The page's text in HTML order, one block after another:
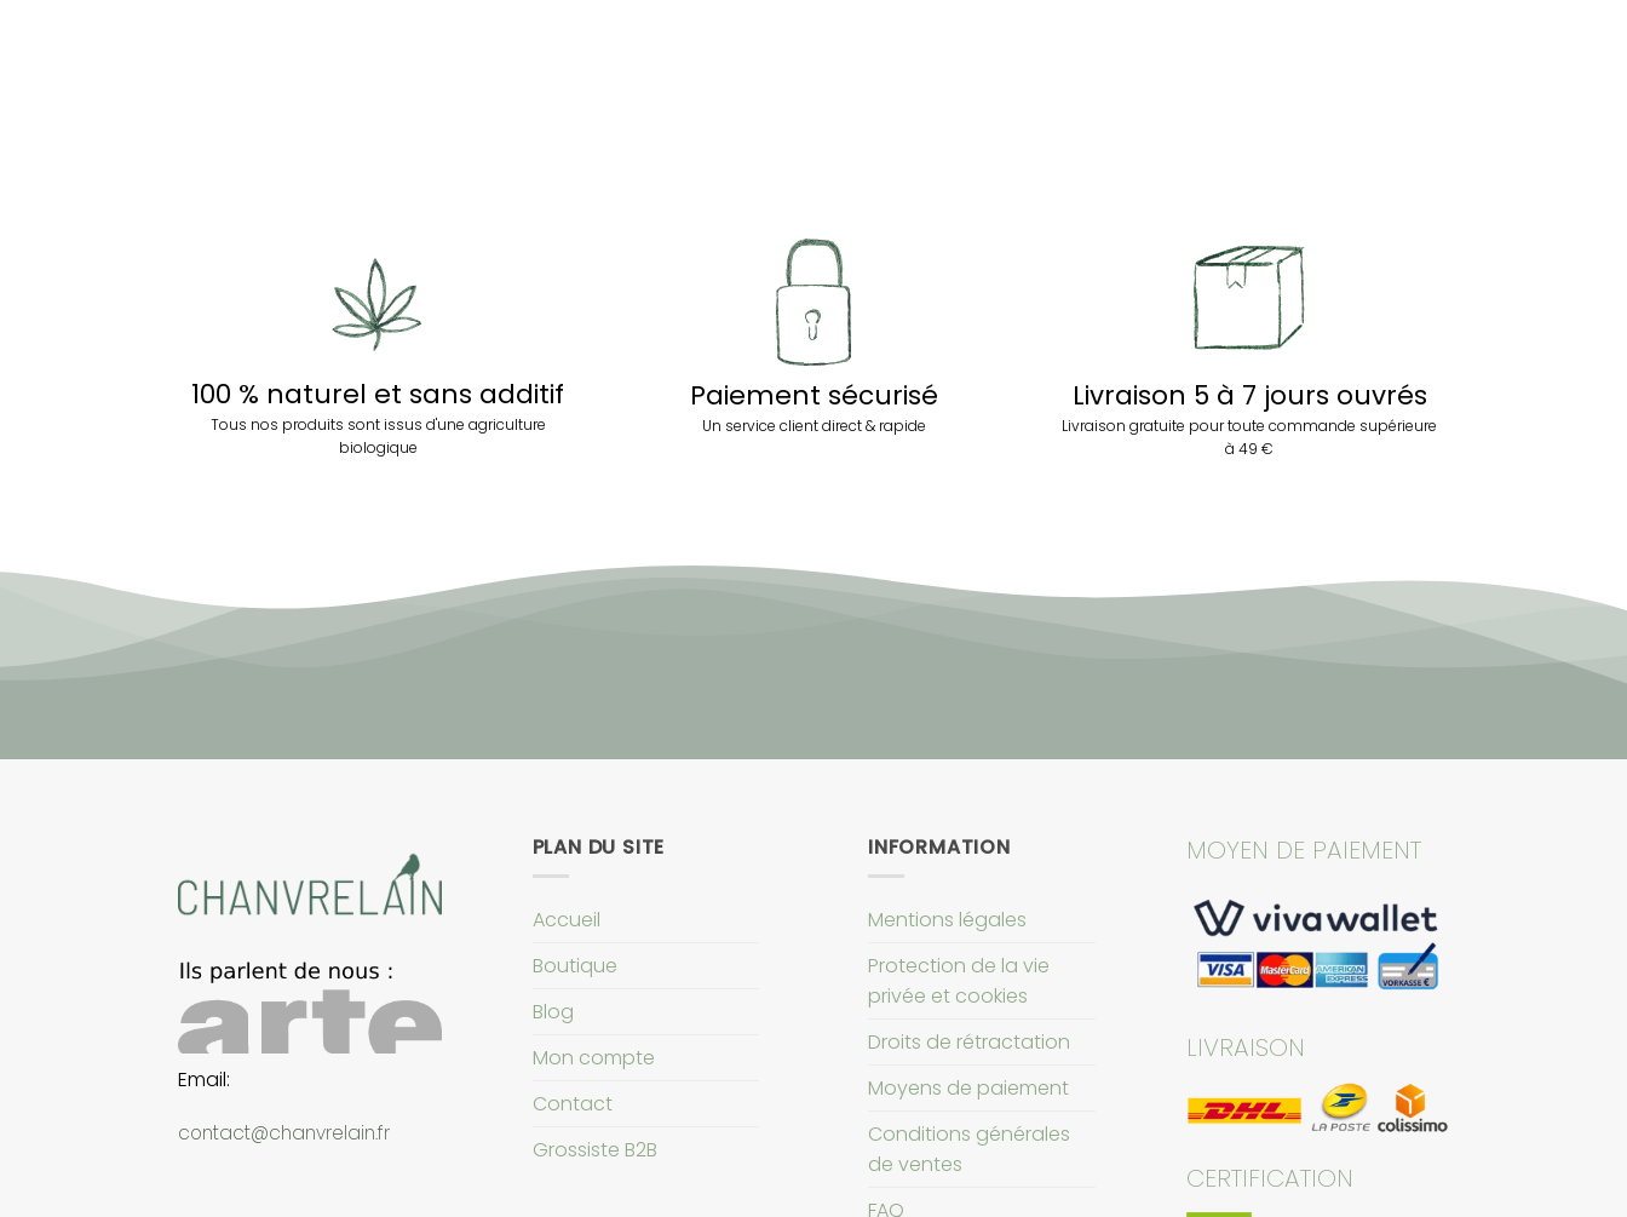
100 % naturel et sans additif
Tous nos produits sont issus d'une agriculture
biologique
Paiement sécurisé
Un service client direct & rapide
Livraison 5 à 7 jours ouvrés
Livraison gratuite pour toute commande supérieure
à 49 €
Email:
contact@chanvrelain.fr
PLAN DU SITE
Accueil
Boutique
Blog
Mon compte
Contact
Grossiste B2B
INFORMATION
Mentions légales
Protection de la vie
privée et cookies
Droits de rétractation
Moyens de paiement
Conditions générales
de ventes
FAQ
MOYEN DE PAIEMENT
LIVRAISON
CERTIFICATION